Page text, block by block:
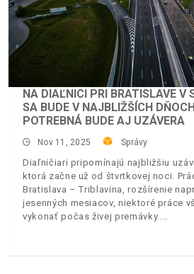
NA DIAĽNICI PRI BRATISLAVE V
SA BUDE V NAJBLIŽŠÍCH
POTREBNÁ BUDE AJ UZÁVERA
Nov 11, 2025 Správy
Diaľničiari pripomínajú najbližšiu
ktorá začne už od štvrtkovej noci.
Bratislava – Triblavina, rozšírenie
jesenných mesiacov, niektoré práce
vykonať počas živej premávky.